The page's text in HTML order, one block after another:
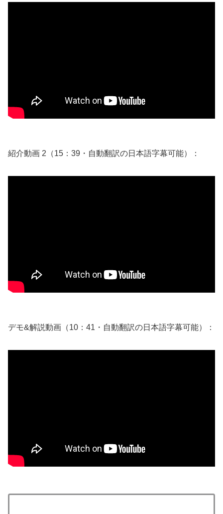
紹介動画 2（15：39・自動翻訳の日本語字幕可能）：
デモ&解説動画（10：41・自動翻訳の日本語字幕可能）：